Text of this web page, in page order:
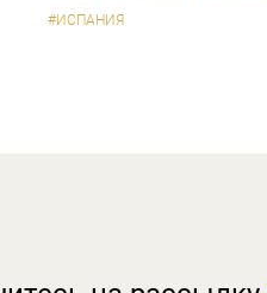
#ИСПАНИЯ